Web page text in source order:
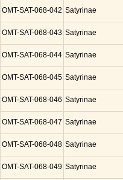
OMT-SAT-068-042 Satyrinae
OMT-SAT-068-043 Satyrinae
OMT-SAT-068-044 Satyrinae
OMT-SAT-068-045 Satyrinae
OMT-SAT-068-046 Satyrinae
OMT-SAT-068-047 Satyrinae
OMT-SAT-068-048 Satyrinae
OMT-SAT-068-049 Satyrinae